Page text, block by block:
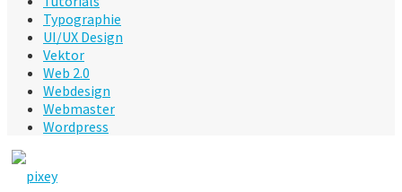
Typographie
UI/UX Design
Vektor
Web 2.0
Webdesign
Webmaster
Wordpress